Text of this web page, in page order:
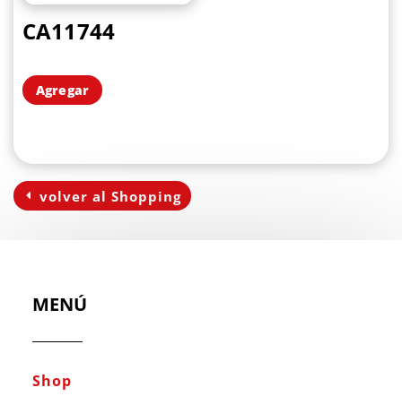
CA11744
Agregar
volver al Shopping
MENÚ
Shop